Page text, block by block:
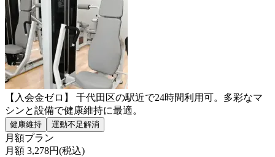
【入会金ゼロ】 千代田区の駅近で24時間利用可。多彩なマ
シンと設備で健康維持に最適。
健康維持 運動不足解消
月額プラン
月額 3,278円(税込)